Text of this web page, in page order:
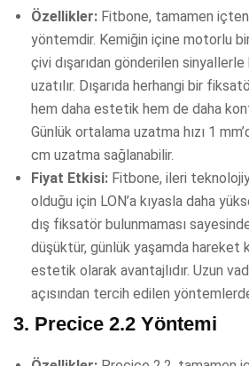
Özellikler: Fitbone, tamamen
yöntemdir. Kemiğin içine motorlu
çivi dışarıdan gönderilen
uzatılır. Dışarıda herhangi bir
hem daha estetik hem de daha
Günlük ortalama uzatma hızı 1
cm uzatma sağlanabilir.
Fiyat Etkisi: Fitbone, ileri
olduğu için LON’a kıyasla daha
dış fiksatör bulunmaması
düşüktür, günlük yaşamda hareket
estetik olarak avantajlıdır. Uzun
açısından tercih edilen
3. Precice 2.2 Yöntemi